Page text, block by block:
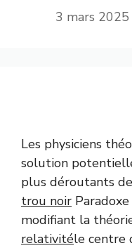
3 mars 2025
Les physiciens
solution
plus déroutants
trou noir
modifiant la
relativitéle centre